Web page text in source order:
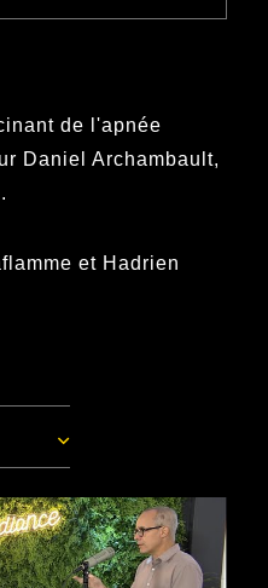
de l'apnée
Daniel Archambault,
et Hadrien